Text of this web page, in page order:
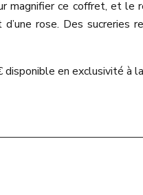
magnifier ce coffret, et le
rose. Des
disponible en exclusivité à la